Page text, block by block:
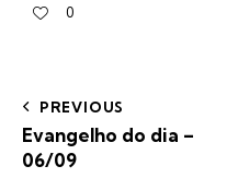
0
PREVIOUS
Evangelho do dia –
06/09